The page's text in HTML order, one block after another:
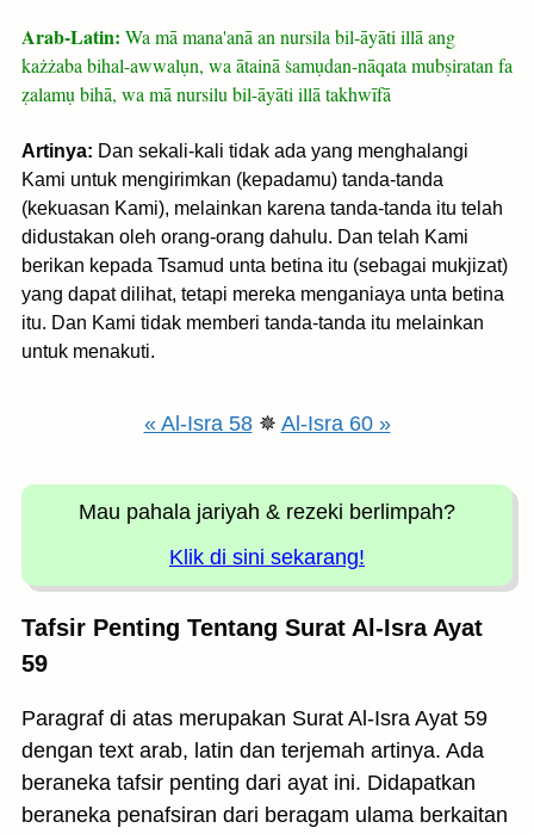
Arab-Latin: Wa mā mana'anā an nursila bil-āyāti illā ang
każżaba bihal-awwalụn, wa ātainā ṡamụdan-nāqata mubṣiratan fa
ẓalamụ bihā, wa mā nursilu bil-āyāti illā takhwīfā
Artinya: Dan sekali-kali tidak ada yang menghalangi
Kami untuk mengirimkan (kepadamu) tanda-tanda
(kekuasan Kami), melainkan karena tanda-tanda itu telah
didustakan oleh orang-orang dahulu. Dan telah Kami
berikan kepada Tsamud unta betina itu (sebagai mukjizat)
yang dapat dilihat, tetapi mereka menganiaya unta betina
itu. Dan Kami tidak memberi tanda-tanda itu melainkan
untuk menakuti.
« Al-Isra 58✵ Al-Isra 60 »
Mau pahala jariyah & rezeki berlimpah?
Klik di sini sekarang!
Tafsir Penting Tentang Surat Al-Isra Ayat
59
Paragraf di atas merupakan Surat Al-Isra Ayat 59
dengan text arab, latin dan terjemah artinya. Ada
beraneka tafsir penting dari ayat ini. Didapatkan
beraneka penafsiran dari beragam ulama berkaitan